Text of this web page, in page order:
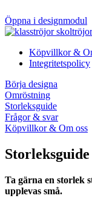
Öppna i designmodul
Köpvillkor &
Integritetspolicy
Börja designa
Omröstning
Storleksguide
Frågor & svar
Köpvillkor & Om oss
Storleksguide
Ta gärna en storlek
upplevas små.